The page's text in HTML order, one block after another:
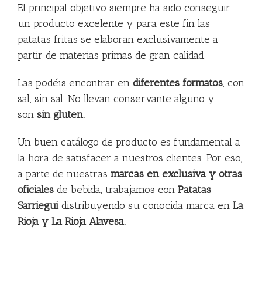
El principal objetivo siempre ha sido conseguir
un producto excelente y para este fin las
patatas fritas se elaboran exclusivamente a
partir de materias primas de gran calidad.
Las podéis encontrar en diferentes formatos, con
sal, sin sal. No llevan conservante alguno y
son sin gluten.
Un buen catálogo de producto es fundamental a
la hora de satisfacer a nuestros clientes. Por eso,
a parte de nuestras marcas en exclusiva y otras
oficiales de bebida, trabajamos con Patatas
Sarriegui distribuyendo su conocida marca en La
Rioja y La Rioja Alavesa.